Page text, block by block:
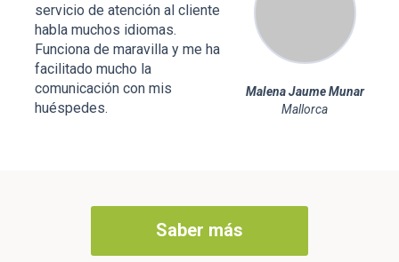
servicio de atención al cliente
habla muchos idiomas.
Funciona de maravilla y me ha
facilitado mucho la
comunicación con mis
huéspedes.
Malena Jaume Munar
Mallorca
Saber más